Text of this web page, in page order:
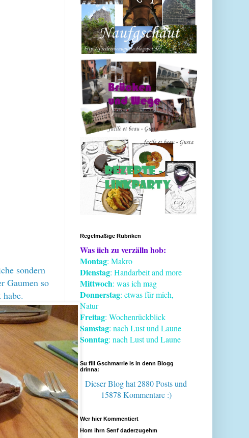
sondern
Gaumen so
Regelmäßige Rubriken
Was iich zu verzälln hob:
Montag: Makro
Dienstag: Handarbeit and more
Mittwoch: was ich mag
Donnerstag: etwas für mich,
Natur
Freitag: Wochenrückblick
Samstag: nach Lust und Laune
Sonntag: nach Lust und Laune
Su fill Gschmarrie is in denn Blogg
drinna:
Dieser Blog hat 2880 Postsund
15878 Kommentare :)
Wer hier Kommentiert
Hom ihrn Senf daderzugehm